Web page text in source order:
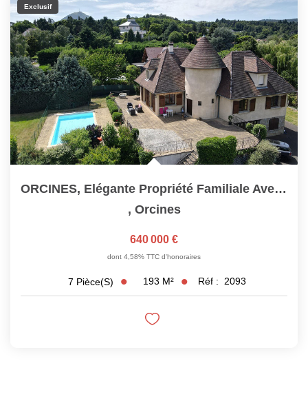
Exclusif
ORCINES, Elégante Propriété Familiale Avec Piscine, Cadre...
, Orcines
640 000 €
dont 4,58% TTC d'honoraires
7 Pièce(s) 193 M² Réf : 2093